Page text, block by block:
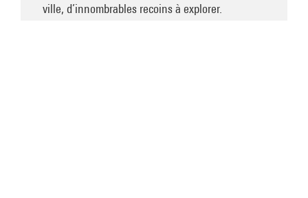
ville, d’innombrables recoins à explorer.